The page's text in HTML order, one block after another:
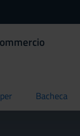
Bacheca
current